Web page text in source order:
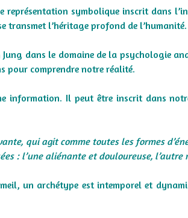
représentation symbolique inscrit dans
transmet l’héritage profond de l’humanité.
Jung dans le domaine de la psychologie
pour comprendre notre réalité.
information. Il peut être inscrit dans
qui agit comme toutes les formes
: l’une aliénante et douloureuse,
un archétype est intemporel et